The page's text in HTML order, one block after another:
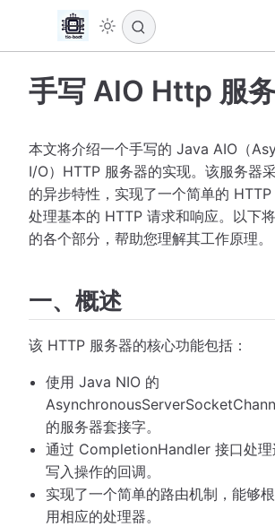
手写 AIO Http 服
本文将介绍一个手写的 Java AIO（
I/O）HTTP 服务器的实现。该服务器
的异步特性，实现了一个简单的
处理基本的 HTTP 请求和响应。以下
的各个部分，帮助您理解其工作原理。
一、概述
该 HTTP 服务器的核心功能包括：
使用 Java NIO 的
的服务器套接字。
通过 CompletionHandler 接口处理
写入操作的回调。
实现了一个简单的路由机制，能够
用相应的处理器。